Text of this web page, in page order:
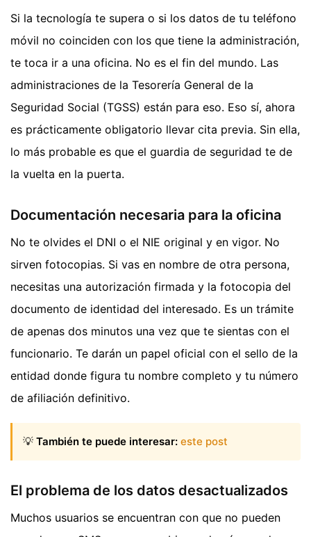
Si la tecnología te supera o si los datos de tu teléfono
móvil no coinciden con los que tiene la administración,
te toca ir a una oficina. No es el fin del mundo. Las
administraciones de la Tesorería General de la
Seguridad Social (TGSS) están para eso. Eso sí, ahora
es prácticamente obligatorio llevar cita previa. Sin ella,
lo más probable es que el guardia de seguridad te de
la vuelta en la puerta.
Documentación necesaria para la oficina
No te olvides el DNI o el NIE original y en vigor. No
sirven fotocopias. Si vas en nombre de otra persona,
necesitas una autorización firmada y la fotocopia del
documento de identidad del interesado. Es un trámite
de apenas dos minutos una vez que te sientas con el
funcionario. Te darán un papel oficial con el sello de la
entidad donde figura tu nombre completo y tu número
de afiliación definitivo.
💡 También te puede interesar: este post
El problema de los datos desactualizados
Muchos usuarios se encuentran con que no pueden